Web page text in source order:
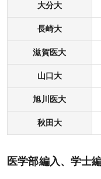
[27年度] 受講料
[26年度] 受講料
受講形態
受講までの流れ
講義スケジュール
大分大
長崎大
滋賀医大
山口大
旭川医大
秋田大
医学部編入、学士